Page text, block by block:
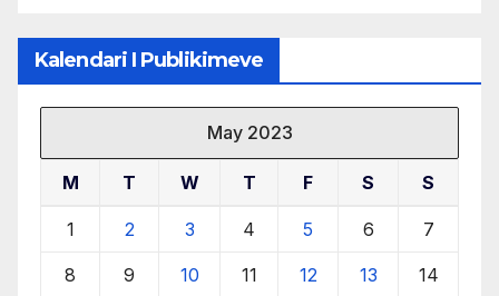
Kalendari I Publikimeve
May 2023
M T W T F S S
1 2 3 4 5 6 7
8 9 10 11 12 13 14